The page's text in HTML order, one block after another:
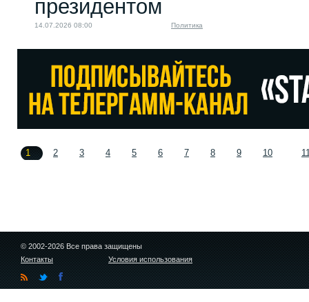
президентом
14.07.2026 08:00 Политика
1 2 3 4 5 6 7 8 9 10
© 2002-2026 Все права защищены
Контакты
Условия использования